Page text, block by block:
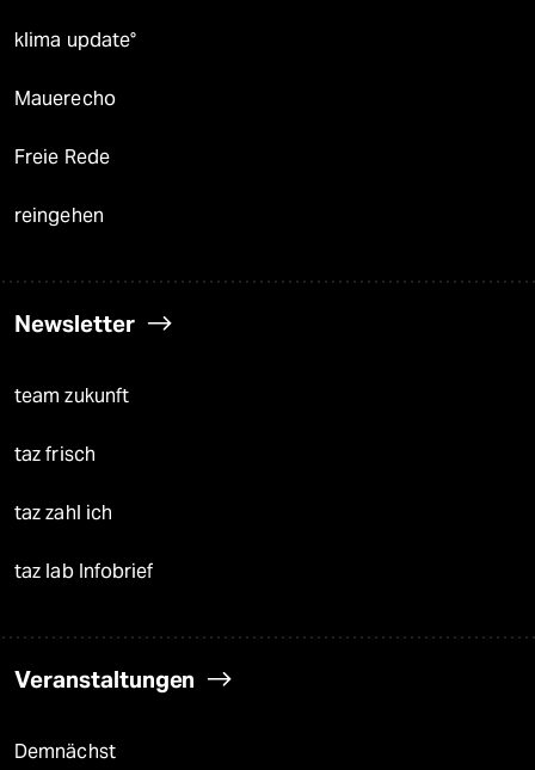
klima update°
Mauerecho
Freie Rede
reingehen
Newsletter
team zukunft
taz frisch
taz zahl ich
taz lab Infobrief
Veranstaltungen
Demnächst